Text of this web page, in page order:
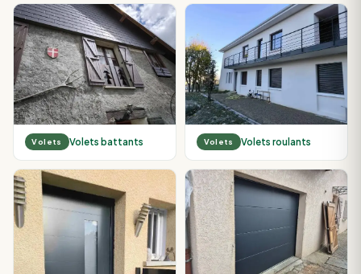
Volets Volets battants Volets Volets roulants